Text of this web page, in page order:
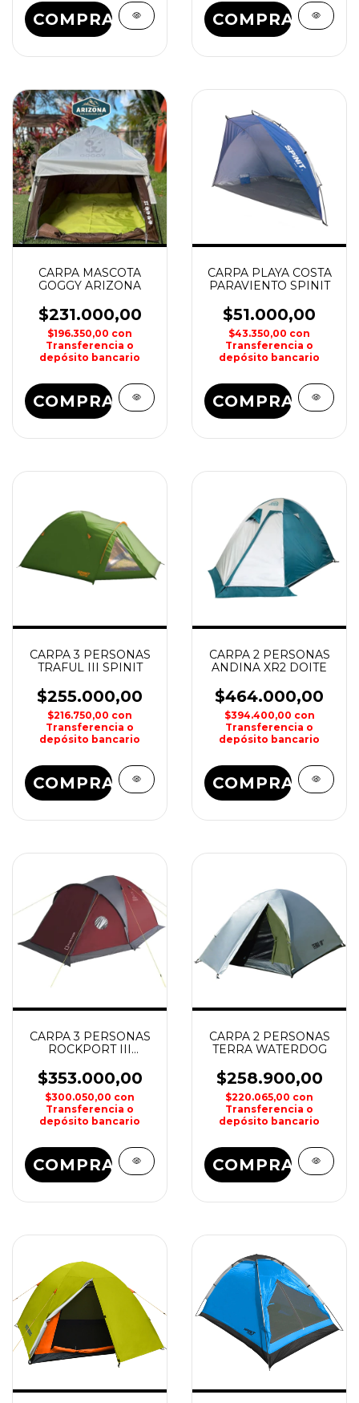
COMPRAR COMPRAR
CARPA MASCOTA
GOGGY ARIZONA
$231.000,00
$196.350,00 con
Transferencia o
depósito bancario
CARPA PLAYA COSTA
PARAVIENTO SPINIT
$51.000,00
$43.350,00 con
Transferencia o
depósito bancario
COMPRAR
CARPA 3 PERSONAS
TRAFUL III SPINIT
$255.000,00
$216.750,00 con
Transferencia o
depósito bancario
COMPRAR
CARPA 2 PERSONAS
ANDINA XR2 DOITE
$464.000,00
$394.400,00 con
Transferencia o
depósito bancario
COMPRAR
CARPA 3 PERSONAS
ROCKPORT III
GEOGRAPHIC
$353.000,00
$300.050,00 con
Transferencia o
depósito bancario
COMPRAR
CARPA 2 PERSONAS
TERRA WATERDOG
$258.900,00
$220.065,00 con
Transferencia o
depósito bancario
COMPRAR